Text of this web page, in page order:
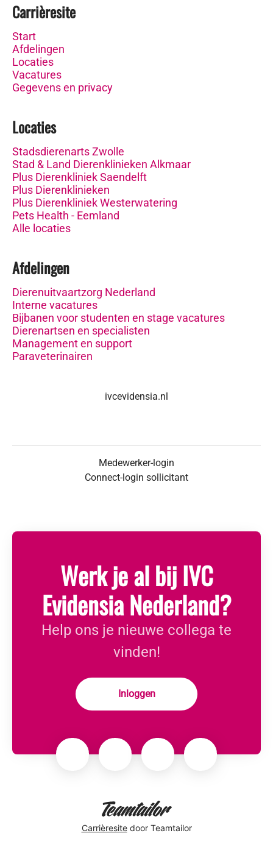
Carrièresite
Start
Afdelingen
Locaties
Vacatures
Gegevens en privacy
Locaties
Stadsdierenarts Zwolle
Stad & Land Dierenklinieken Alkmaar
Plus Dierenkliniek Saendelft
Plus Dierenklinieken
Plus Dierenkliniek Westerwatering
Pets Health - Eemland
Alle locaties
Afdelingen
Dierenuitvaartzorg Nederland
Interne vacatures
Bijbanen voor studenten en stage vacatures
Dierenartsen en specialisten
Management en support
Paraveterinairen
ivcevidensia.nl
Medewerker-login
Connect-login sollicitant
Werk je al bij IVC
Evidensia Nederland?
Help ons je nieuwe collega te
vinden!
Inloggen
Carrièresitedoor Teamtailor